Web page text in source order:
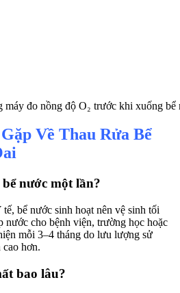
máy đo nồng độ O₂ trước khi xuống bể
Về Thau Rửa Bể
nước một lần?
bể nước sinh hoạt nên vệ sinh tối
nước cho bệnh viện, trường học hoặc
mỗi 3–4 tháng do lưu lượng sử
cao hơn.
bao lâu?